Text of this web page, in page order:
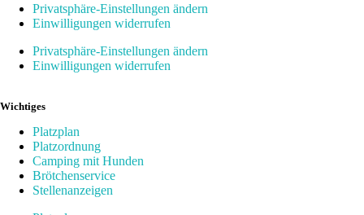
Privatsphäre-Einstellungen ändern
Einwilligungen widerrufen
Privatsphäre-Einstellungen ändern
Einwilligungen widerrufen
Wichtiges
Platzplan
Platzordnung
Camping mit Hunden
Brötchenservice
Stellenanzeigen